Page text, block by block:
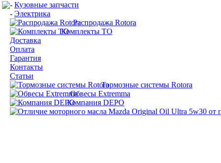
- Кузовные запчасти
- Электрика
Распродажа Rotora
Комплекты ТО
Доставка
Оплата
Гарантия
Контакты
Статьи
Тормозные системы Rotora
Обвесы Extremma
Компания DEPO